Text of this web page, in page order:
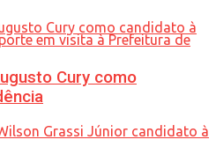
Cury como